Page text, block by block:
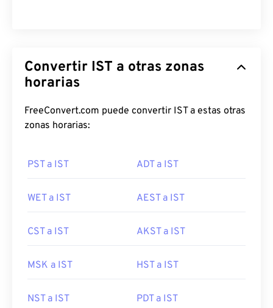
Convertir IST a otras zonas
horarias
FreeConvert.com puede convertir IST a estas otras
zonas horarias:
PST a IST ADT a IST
WET a IST AEST a IST
CST a IST AKST a IST
MSK a IST HST a IST
NST a IST PDT a IST